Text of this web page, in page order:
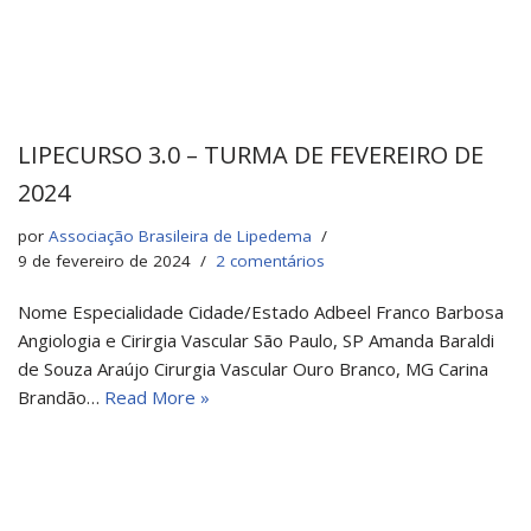
LIPECURSO 3.0 – TURMA DE FEVEREIRO DE
2024
por Associação Brasileira de Lipedema
9 de fevereiro de 2024
2 comentários
Nome Especialidade Cidade/Estado Adbeel Franco Barbosa
Angiologia e Cirirgia Vascular São Paulo, SP Amanda Baraldi
de Souza Araújo Cirurgia Vascular Ouro Branco, MG Carina
Brandão… Read More »